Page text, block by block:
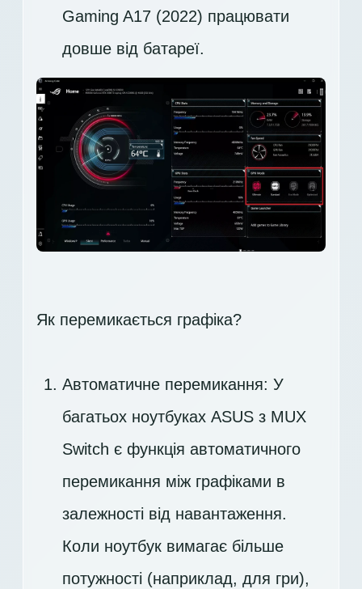
Gaming A17 (2022) працювати
довше від батареї.
Як перемикається графіка?
Автоматичне перемикання: У
багатьох ноутбуках ASUS з MUX
Switch є функція автоматичного
перемикання між графіками в
залежності від навантаження.
Коли ноутбук вимагає більше
потужності (наприклад, для гри),